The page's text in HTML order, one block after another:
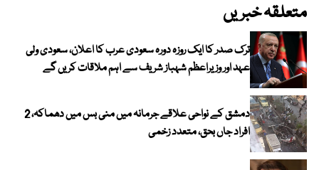
متعلقہ خبریں
ترک صدر کا ایک روزہ دورہ سعودی عرب کا اعلان، سعودی ولی
عہد اور وزیراعظم شہباز شریف سے اہم ملاقات کریں گے
دمشق کے نواحی علاقے جرمانہ میں منی بس میں دھماکہ، 2
افراد جاں بحق، متعدد زخمی